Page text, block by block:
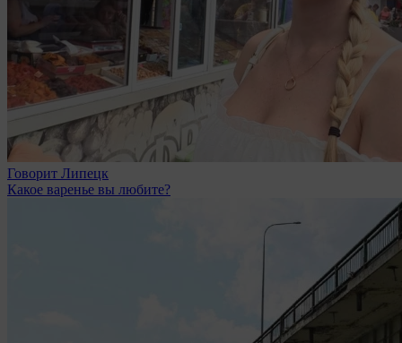
Говорит Липецк
Какое варенье вы любите?